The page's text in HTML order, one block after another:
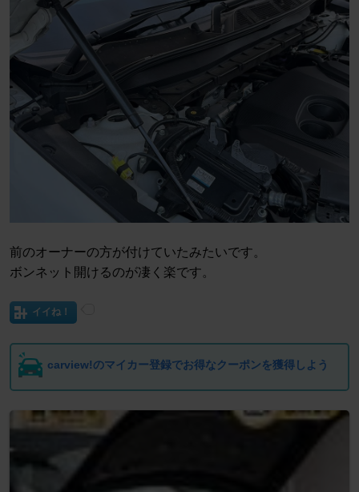
前のオーナーの方が付けていたみたいです。
ボンネット開けるのが凄く楽です。
イイね！
carview!のマイカー登録でお得なクーポンを獲得しよう